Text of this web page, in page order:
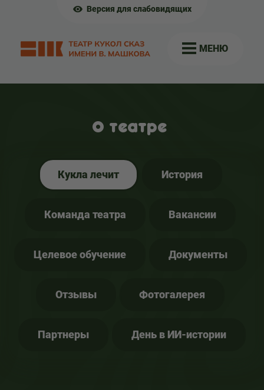
Версия для слабовидящих
МЕНЮ
О театре
Кукла лечит История
Команда театра Вакансии
Целевое обучение Документы
Отзывы Фотогалерея
Партнеры День в ИИ-истории